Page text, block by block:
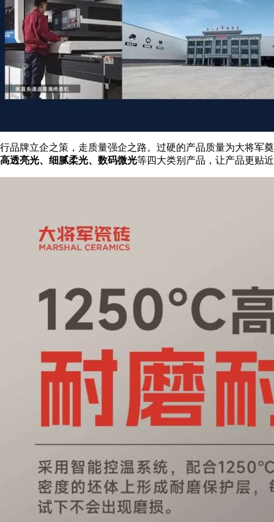
行品牌立企之策，走质量强企之路。过硬的产品质量为大将军
高透亮光、细腻柔光、数码微光等四大类别产品，让产品更贴